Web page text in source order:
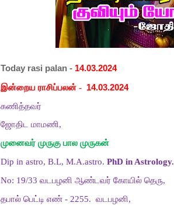
Today rasi palan - 14.03.2024
இன்றைய ராசிப்பலன் - 14.03.2024
கணித்தவர்
ஜோதிட மாமணி,
முனைவர் முருகு பால முருகன்
Dip in astro, B.L, M.A.astro. PhD in Astrology.
No: 19/33 வடபழனி ஆண்டவர் கோயில் தெரு,
தபால் பெட்டி எண் - 2255. வடபழனி,